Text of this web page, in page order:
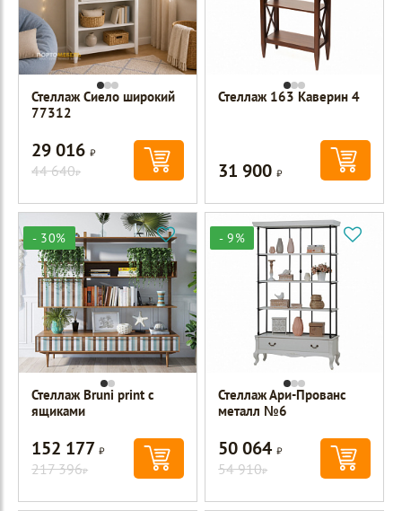
Стеллаж Сиело широкий
77312
29 016Р
44 640Р
Стеллаж 163 Каверин 4
31 900Р
- 30%
Стеллаж Bruni print с
ящиками
152 177Р
217 396Р
- 9%
Стеллаж Ари-Прованс
металл №6
50 064Р
54 910Р